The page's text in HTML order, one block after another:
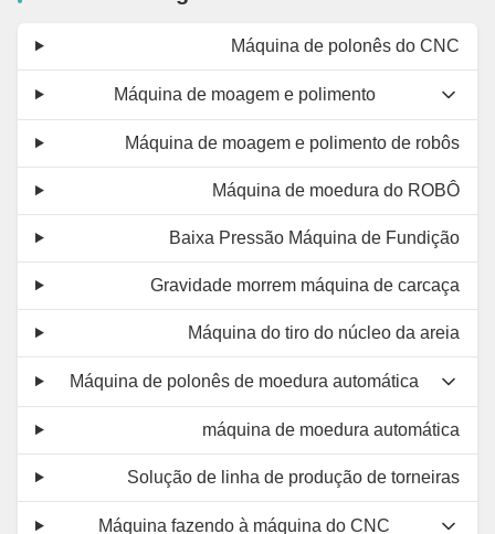
Máquina de polonês do CNC
Máquina de moagem e polimento
Máquina de moagem e polimento de robôs
Máquina de moedura do ROBÔ
Baixa Pressão Máquina de Fundição
Gravidade morrem máquina de carcaça
Máquina do tiro do núcleo da areia
Máquina de polonês de moedura automática
máquina de moedura automática
Solução de linha de produção de torneiras
Máquina fazendo à máquina do CNC